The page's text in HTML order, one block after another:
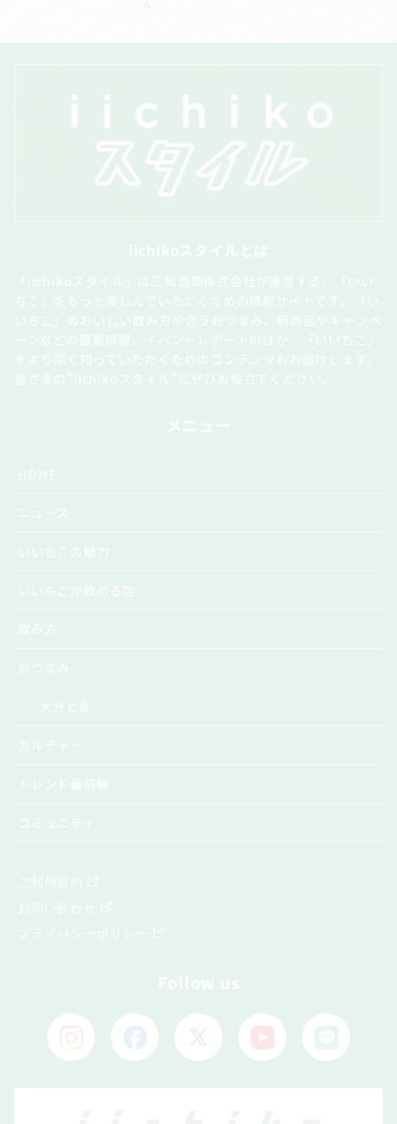
iichikoスタイルとは
「iichikoスタイル」は三和酒類株式会社が運営する、「いい
ちこ」をもっと楽しんでいただくための情報サイトです。「い
いちこ」のおいしい飲み方や合うおつまみ、新商品やキャンペ
ーンなどの最新情報、イベントレポートのほか、「いいちこ」
をより深く知っていただくためのコンテンツもお届けします。
皆さまの“iichikoスタイル”にぜひお役立てください。
メニュー
HOME
ニュース
いいちこの魅力
いいちこが飲める店
飲み方
おつまみ
カルチャー
トレンド最前線
コミュニティ
ご利用規約
お問い合わせ
プライバシーポリシー
Follow us